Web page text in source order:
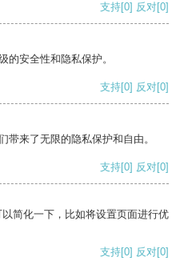
支持[0] 反对[0]
的安全性和隐私保护。
支持[0] 反对[0]
带来了无限的隐私保护和自由。
支持[0] 反对[0]
简化一下，比如将设置页面进行优
支持[0] 反对[0]